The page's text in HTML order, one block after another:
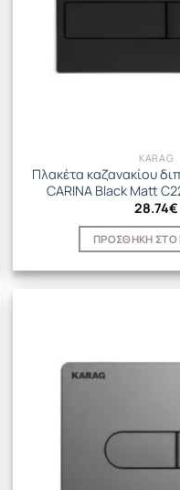
KARAG
Πλακέτα καζανακίου
CARINA Black Matt
28.74€
ΠΡΟΣΘΉΚΗ ΣΤΟ